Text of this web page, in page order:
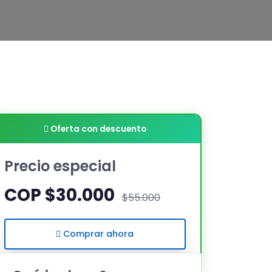
Oferta con descuento
Precio especial
COP $30.000 $55.000
Comprar ahora